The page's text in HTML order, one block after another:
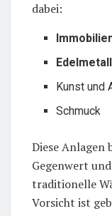
dabei:
Kunst und
Schmuck
Diese Anlagen
Gegenwert
traditionelle
Vorsicht ist